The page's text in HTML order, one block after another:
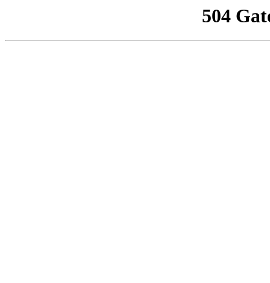
504